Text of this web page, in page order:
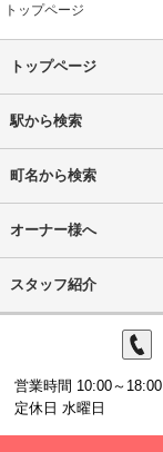
トップページ
トップページ
駅から検索
町名から検索
オーナー様へ
スタッフ紹介
営業時間 10:00～18:00
定休日 水曜日